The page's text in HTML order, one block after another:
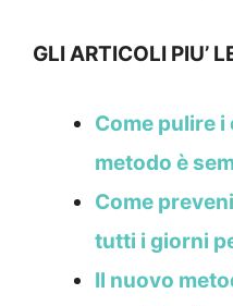
GLI ARTICOLI PIU’
Come pulire
metodo è
Come
tutti i giorni
Il nuovo